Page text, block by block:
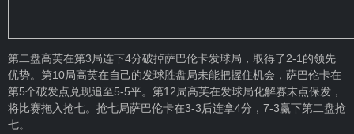
第二盘高芙在第3局连下4分破掉萨巴伦卡发球局，取得了2-1的领先
优势。第10局高芙在自己的发球胜盘局未能把握住机会，萨巴伦卡在
第5个破发点兑现追至5-5平。第12局高芙在发球局化解赛末点保发，
将比赛拖入抢七。抢七局萨巴伦卡在3-3后连拿4分，7-3赢下第二盘抢
七。